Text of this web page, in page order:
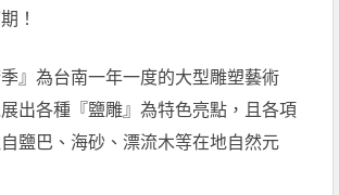
！
季』為台南一年一度的大型雕塑藝術
出各種『鹽雕』為特色亮點，且各項
鹽巴、海砂、漂流木等在地自然元